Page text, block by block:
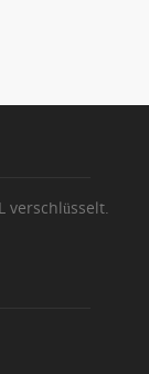
verschlüsselt.